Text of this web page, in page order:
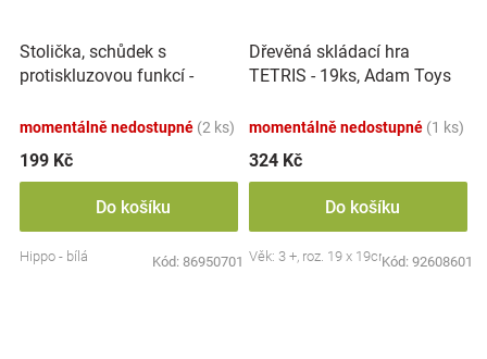
Stolička, schůdek s
protiskluzovou funkcí -
momentálně nedostupné (2 ks)
199 Kč
Do košíku
Hippo - bílá Kód: 86950701
Dřevěná skládací hra
TETRIS - 19ks, Adam Toys
momentálně nedostupné (1 ks)
324 Kč
Do košíku
Věk: 3 +, roz. 19 x 19cmKód: 92608601